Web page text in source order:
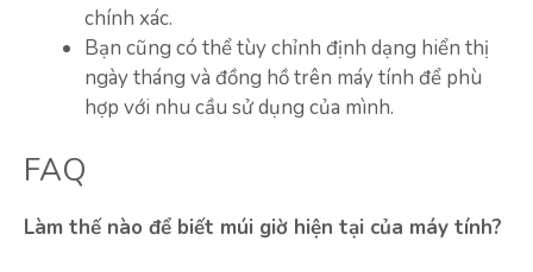
chính xác.
Bạn cũng có thể tùy chỉnh định dạng hiển thị
ngày tháng và đồng hồ trên máy tính để phù
hợp với nhu cầu sử dụng của mình.
FAQ
Làm thế nào để biết múi giờ hiện tại của máy tính?